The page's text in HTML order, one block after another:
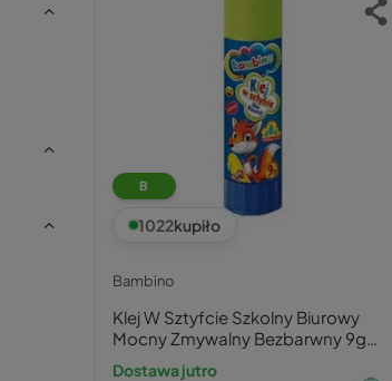
B
1022kupiło
Bambino
Klej W Sztyfcie Szkolny Biurowy
Mocny Zmywalny Bezbarwny 9g
Bambino
Dostawa jutro